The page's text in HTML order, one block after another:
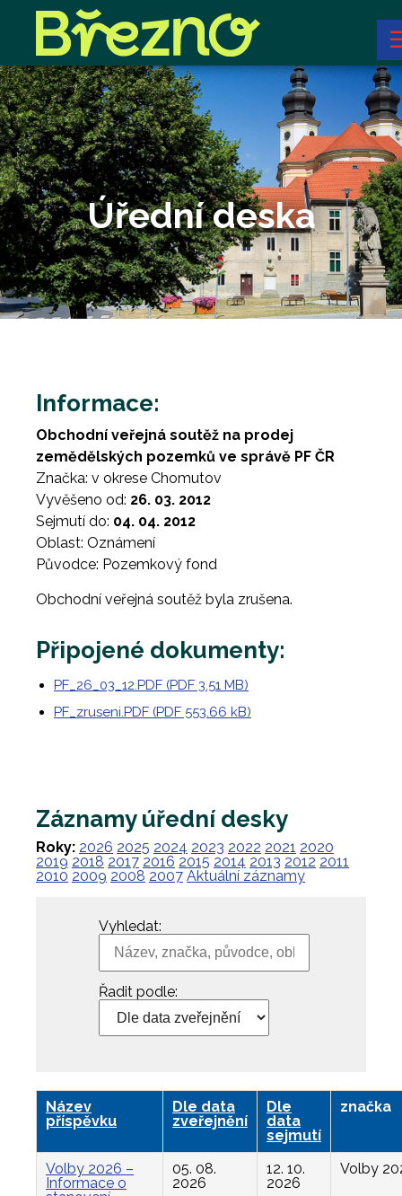
Úřední deska
Informace:
Obchodní veřejná soutěž na prodej
zemědělských pozemků ve správě PF ČR
Značka: v okrese Chomutov
Vyvěšeno od: 26. 03. 2012
Sejmutí do: 04. 04. 2012
Oblast: Oznámení
Původce: Pozemkový fond
Obchodní veřejná soutěž byla zrušena.
Připojené dokumenty:
PF_26_03_12.PDF (PDF 3.51 MB)
PF_zruseni.PDF (PDF 553.66 kB)
Záznamy úřední desky
Roky: 2026 2025 2024 2023 2022 2021 2020
2019 2018 2017 2016 2015 2014 2013 2012 2011
2010 2009 2008 2007 Aktuální záznamy
Vyhledat:
Řadit podle:
Název
příspěvku
Dle data
zveřejnění
Dle
data
sejmutí
značka
Volby 2026 –
Informace o
05. 08.
2026
12. 10.
2026
Volby